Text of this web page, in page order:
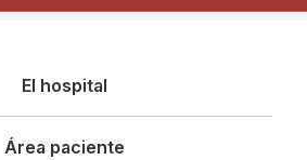
El hospital
Área paciente